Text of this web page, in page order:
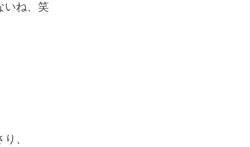
いね、笑
、